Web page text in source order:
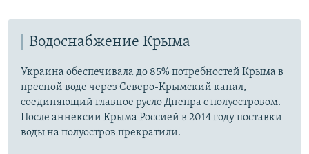
Водоснабжение Крыма
Украина обеспечивала до 85% потребностей Крыма в
пресной воде через Северо-Крымский канал,
соединяющий главное русло Днепра с полуостровом.
После аннексии Крыма Россией в 2014 году поставки
воды на полуостров прекратили.